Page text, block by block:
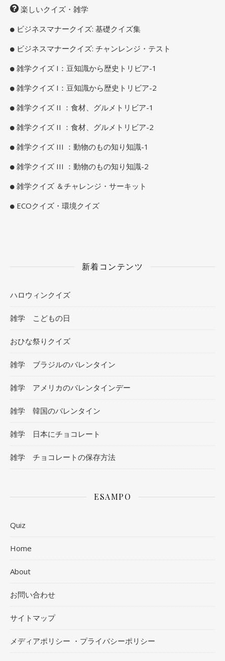
楽しいクイズ・雑学
ビジネスマナークイズ: 基礎クイズ集
ビジネスマナークイズ: チャンレンジ・テスト
雑学クイズ I：豆知識から歴史トリビア-1
雑学クイズ I：豆知識から歴史トリビア-2
雑学クイズ II ：食材、グルメトリビア-1
雑学クイズ II ：食材、グルメトリビア-2
雑学クイズ III ：動物のもの知り知識-1
雑学クイズ III ：動物のもの知り知識-2
雑学クイズ ＆チャレンジ・サーキット
ECOクイズ・環境クイズ
新着コンテンツ
ハロウィンクイズ
雑学 こどもの日
おひな祭りクイズ
雑学 ブラジルのバレンタイン
雑学 アメリカのバレンタインデー
雑学 韓国のバレンタイン
雑学 日本にチョコレート
雑学 チョコレートの保存方法
ESAMPO
Quiz
Home
About
お問い合わせ
サイトマップ
メディアポリシー ・プライバシーポリシー